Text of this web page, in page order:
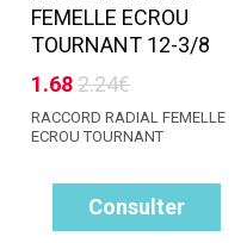
FEMELLE ECROU
TOURNANT 12-3/8
1.682.24€
RACCORD RADIAL FEMELLE
ECROU TOURNANT
Consulter